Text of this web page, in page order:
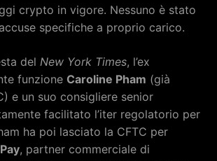
crypto in vigore. Nessuno è stato
specifiche a proprio carico.
del New York Times, l’ex
funzione Caroline Pham (già
e un suo consigliere senior
facilitato l’iter regolatorio per
ha poi lasciato la CFTC per
, partner commerciale di